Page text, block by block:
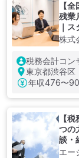
【
残業
｜
株式
税務会計コン
東京都渋谷区
年収476〜
【
つの
談・
人
エー